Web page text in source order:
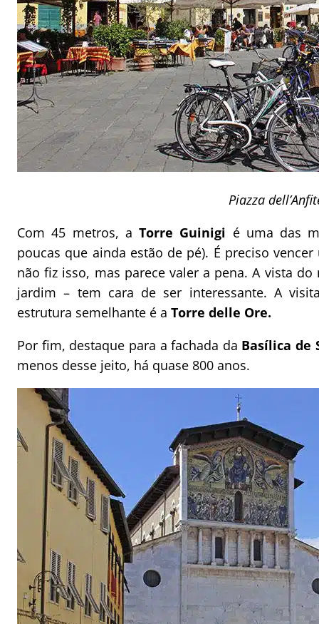
Piazza
Com 45 metros, aTorre Guinigi é uma das
poucas que ainda estão de pé). É preciso
não fiz isso, mas parece valer a pena. A vista
jardim – tem cara de ser interessante. A
estrutura semelhante é a Torre delle Ore.
Por fim, destaque para a fachada da Basílica de
menos desse jeito, há quase 800 anos.